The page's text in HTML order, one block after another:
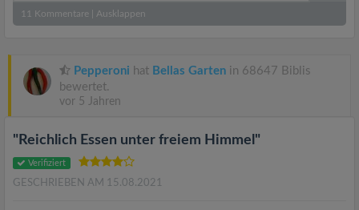
11 Kommentare Ausklappen
Pepperoni hat Bellas Garten in 68647 Biblis
bewertet.
vor 5 Jahren
"Reichlich Essen unter freiem Himmel"
Verifiziert
GESCHRIEBEN AM 15.08.2021